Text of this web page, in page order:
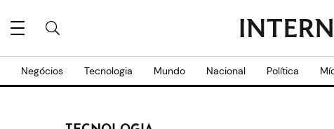
Negócios Tecnologia Mundo Nacional Política